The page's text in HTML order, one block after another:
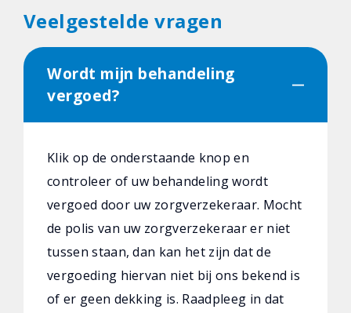
Veelgestelde vragen
Wordt mijn behandeling
vergoed?
Klik op de onderstaande knop en
controleer of uw behandeling wordt
vergoed door uw zorgverzekeraar. Mocht
de polis van uw zorgverzekeraar er niet
tussen staan, dan kan het zijn dat de
vergoeding hiervan niet bij ons bekend is
of er geen dekking is. Raadpleeg in dat